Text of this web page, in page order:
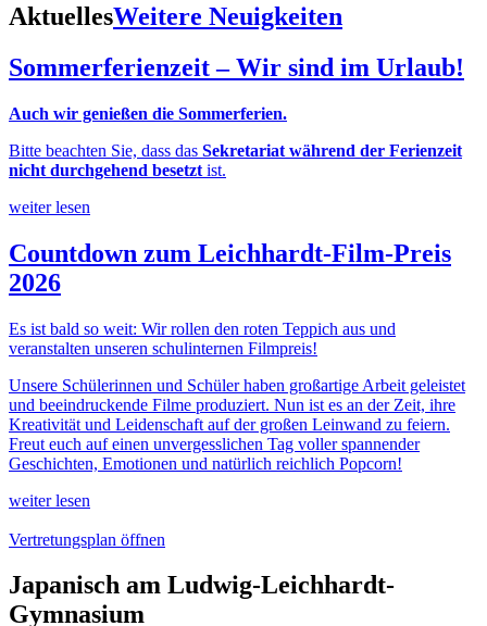
AktuellesWeitere Neuigkeiten
Sommerferienzeit – Wir sind im Urlaub!
Auch wir genießen die Sommerferien.
Bitte beachten Sie, dass das Sekretariat während der Ferienzeit
nicht durchgehend besetzt ist.
weiter lesen
Countdown zum Leichhardt-Film-Preis
2026
Es ist bald so weit: Wir rollen den roten Teppich aus und
veranstalten unseren schulinternen Filmpreis!
Unsere Schülerinnen und Schüler haben großartige Arbeit geleistet
und beeindruckende Filme produziert. Nun ist es an der Zeit, ihre
Kreativität und Leidenschaft auf der großen Leinwand zu feiern.
Freut euch auf einen unvergesslichen Tag voller spannender
Geschichten, Emotionen und natürlich reichlich Popcorn!
weiter lesen
Vertretungsplan öffnen
Japanisch am Ludwig-Leichhardt-
Gymnasium